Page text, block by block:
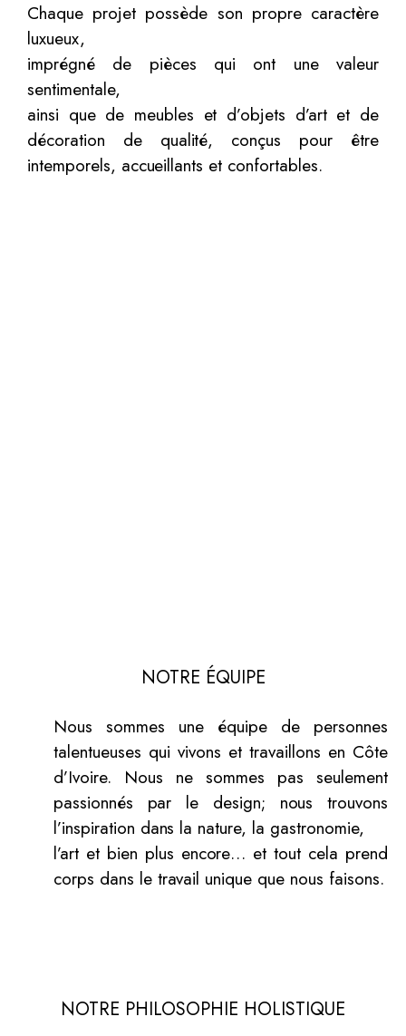
Chaque projet possède son propre caractère
luxueux,
imprégné de pièces qui ont une valeur
sentimentale,
ainsi que de meubles et d’objets d’art et de
décoration de qualité, conçus pour être
intemporels, accueillants et confortables.
NOTRE ÉQUIPE
Nous sommes une équipe de personnes
talentueuses qui vivons et travaillons en Côte
d’Ivoire. Nous ne sommes pas seulement
passionnés par le design; nous trouvons
l’inspiration dans la nature, la gastronomie,
l’art et bien plus encore… et tout cela prend
corps dans le travail unique que nous faisons.
NOTRE PHILOSOPHIE HOLISTIQUE